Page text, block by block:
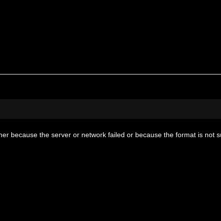
because the server or network failed or because the format is not